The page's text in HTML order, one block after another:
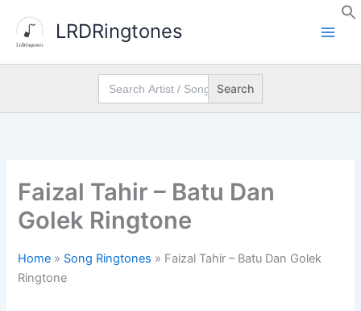
content
LRDRingtones
Search
for:
Faizal Tahir – Batu Dan
Golek Ringtone
Home » Song Ringtones » Faizal Tahir – Batu Dan Golek
Ringtone